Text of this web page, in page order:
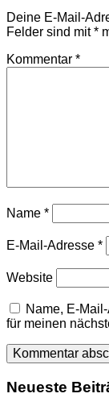
Deine E-Mail-
Felder sind mit*
Kommentar *
Name *
E-Mail-Adresse *
Website
Name, E-
für meinen
Neueste